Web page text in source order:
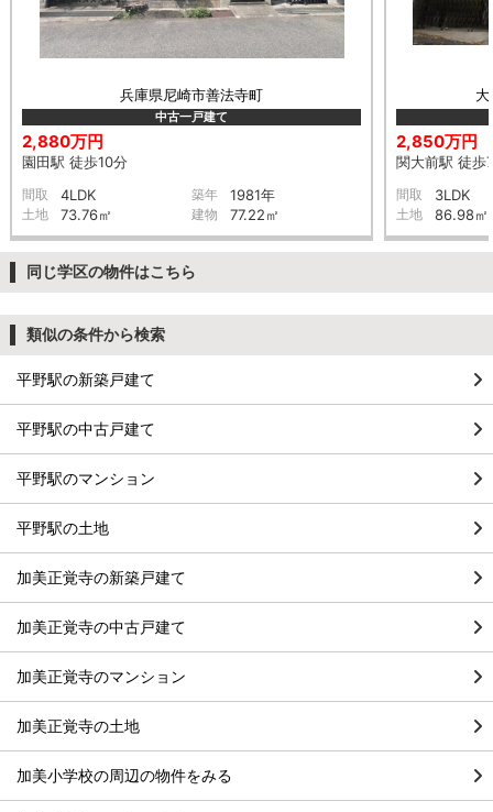
兵庫県尼崎市善法寺町
中古一戸建て
2,880万円
園田駅 徒歩10分
間取 4LDK 築年 1981年
土地 73.76㎡ 建物 77.22㎡
2,850万円
関大前駅 徒歩
間取 3LDK
土地 86.98㎡
同じ学区の物件はこちら
類似の条件から検索
平野駅の新築戸建て
平野駅の中古戸建て
平野駅のマンション
平野駅の土地
加美正覚寺の新築戸建て
加美正覚寺の中古戸建て
加美正覚寺のマンション
加美正覚寺の土地
加美小学校の周辺の物件をみる